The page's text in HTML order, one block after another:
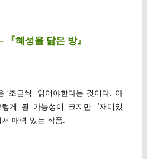
『혜성을 닮은 방』
조금씩’ 읽어야한다는 것이다. 아
게 될 가능성이 크지만. ‘재미있
서 매력 있는 작품.